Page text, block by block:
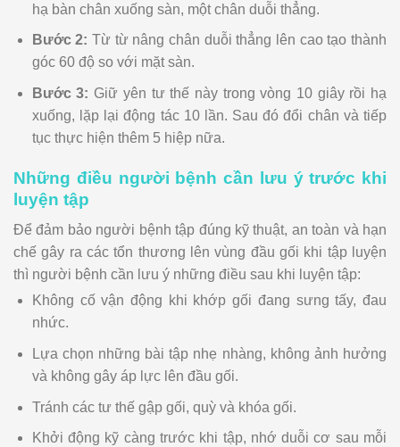
hạ bàn chân xuống sàn, một chân duỗi thẳng.
Bước 2: Từ từ nâng chân duỗi thẳng lên cao tạo thành
góc 60 độ so với mặt sàn.
Bước 3: Giữ yên tư thế này trong vòng 10 giây rồi hạ
xuống, lặp lại động tác 10 lần. Sau đó đổi chân và tiếp
tục thực hiện thêm 5 hiệp nữa.
Những điều người bệnh cần lưu ý trước khi
luyện tập
Để đảm bảo người bệnh tập đúng kỹ thuật, an toàn và hạn
chế gây ra các tổn thương lên vùng đầu gối khi tập luyện
thì người bệnh cần lưu ý những điều sau khi luyện tập:
Không cố vận động khi khớp gối đang sưng tấy, đau
nhức.
Lựa chọn những bài tập nhẹ nhàng, không ảnh hưởng
và không gây áp lực lên đầu gối.
Tránh các tư thế gập gối, quỳ và khóa gối.
Khởi động kỹ càng trước khi tập, nhớ duỗi cơ sau mỗi